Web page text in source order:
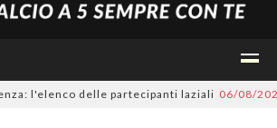
l'elenco delle partecipanti laziali 06/08/